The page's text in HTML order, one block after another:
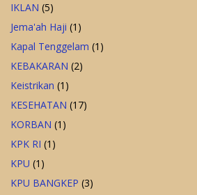
IKLAN (5)
Jema'ah Haji (1)
Kapal Tenggelam (1)
KEBAKARAN (2)
Keistrikan (1)
KESEHATAN (17)
KORBAN (1)
KPK RI (1)
KPU (1)
KPU BANGKEP (3)